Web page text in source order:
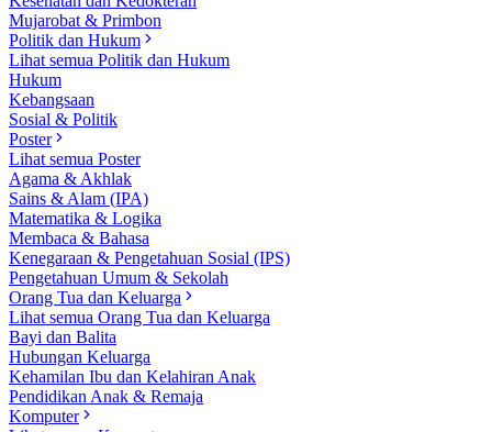
Mujarobat & Primbon
Politik dan Hukum
Lihat semua Politik dan Hukum
Hukum
Kebangsaan
Sosial & Politik
Poster
Lihat semua Poster
Agama & Akhlak
Sains & Alam (IPA)
Matematika & Logika
Membaca & Bahasa
Kenegaraan & Pengetahuan Sosial (IPS)
Pengetahuan Umum & Sekolah
Orang Tua dan Keluarga
Lihat semua Orang Tua dan Keluarga
Bayi dan Balita
Hubungan Keluarga
Kehamilan Ibu dan Kelahiran Anak
Pendidikan Anak & Remaja
Komputer